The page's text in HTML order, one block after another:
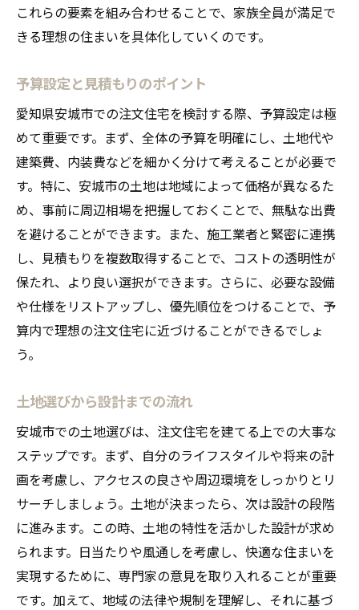
これらの要素を組み合わせることで、家族全員が満足で
きる理想の住まいを具体化していくのです。
予算設定と見積もりのポイント
愛知県安城市での注文住宅を検討する際、予算設定は極
めて重要です。まず、全体の予算を明確にし、土地代や
建築費、内装費などを細かく分けて考えることが必要で
す。特に、安城市の土地は地域によって価格が異なるた
め、事前に周辺相場を把握しておくことで、無駄な出費
を避けることができます。また、施工業者と緊密に連携
し、見積もりを複数取得することで、コストの透明性が
保たれ、より良い選択ができます。さらに、必要な設備
や仕様をリストアップし、優先順位をつけることで、予
算内で理想の注文住宅に近づけることができるでしょ
う。
土地選びから設計までの流れ
安城市での土地選びは、注文住宅を建てる上での大事な
ステップです。まず、自分のライフスタイルや将来の計
画を考慮し、アクセスの良さや周辺環境をしっかりとリ
サーチしましょう。土地が決まったら、次は設計の段階
に進みます。この時、土地の特性を活かした設計が求め
られます。日当たりや風通しを考慮し、快適な住まいを
実現するために、専門家の意見を取り入れることが重要
です。加えて、地域の法律や規制を理解し、それに基づ